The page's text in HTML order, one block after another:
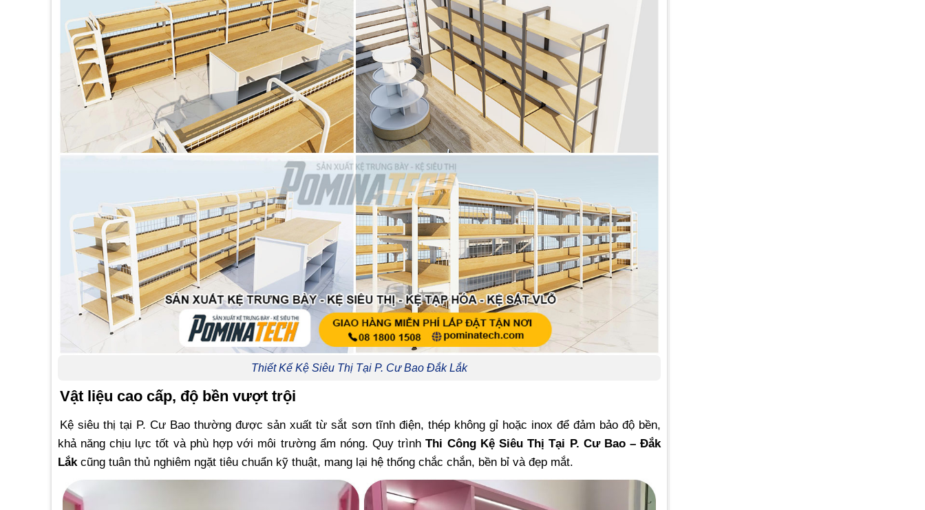
Thiết Kế Kệ Siêu Thị Tại P. Cư Bao Đắk Lắk
Vật liệu cao cấp, độ bền vượt trội
Kệ siêu thị tại P. Cư Bao thường được sản xuất từ sắt sơn tĩnh điện, thép không gỉ hoặc inox để đảm bảo độ bền,
khả năng chịu lực tốt và phù hợp với môi trường ẩm nóng. Quy trìnhThi Công Kệ Siêu Thị Tại P. Cư Bao – Đắk
Lắkcũng tuân thủ nghiêm ngặt tiêu chuẩn kỹ thuật, mang lại hệ thống chắc chắn, bền bỉ và đẹp mắt.